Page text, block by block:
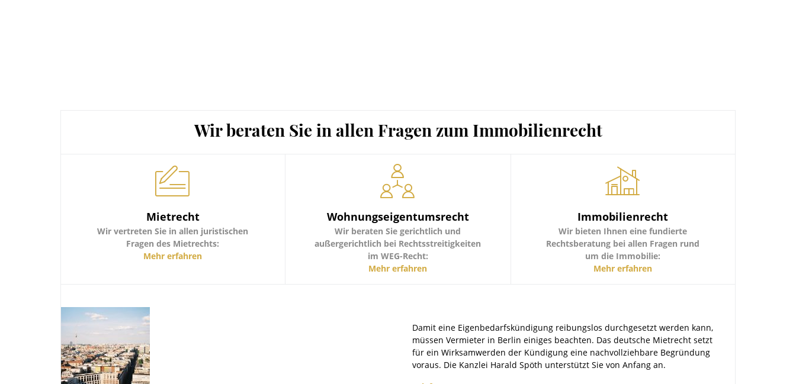
Wir beraten Sie in allen Fragen zum Immobilienrecht
Mietrecht
Wir vertreten Sie in allen juristischen
Fragen des Mietrechts:
Räumungsklage
Mängel bzw. Mängelbeseitigung
Kautionsabrechnungen
Mehr erfahren
Wohnungseigentumsrecht
Wir beraten Sie gerichtlich und
außergerichtlich bei Rechtsstreitigkeiten
im WEG-Recht:
Anfechtung von WEG-Beschlüssen
Wirtschaftsplan/ Wohngeldabrechnung
Mehr erfahren
Immobilienrecht
Wir bieten Ihnen eine fundierte
Rechtsberatung bei allen Fragen rund
um die Immobilie:
WEG - AufteilungMehr erfahren
Damit eine Eigenbedarfskündigung reibungslos durchgesetzt werden kann,
müssen Vermieter in Berlin einiges beachten. Das deutsche Mietrecht setzt
für ein Wirksamwerden der Kündigung eine nachvollziehbare Begründung
voraus. Die Kanzlei Harald Spöth unterstützt Sie von Anfang an.